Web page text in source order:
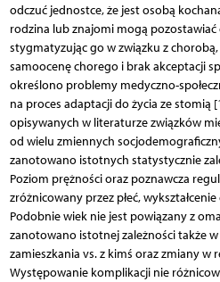
odczuć jednostce, że jest osobą
rodzina lub znajomi mogą
stygmatyzując go w związku z
samoocenę chorego i brak akceptacji
określono problemy medyczno-
na proces adaptacji do życia ze stomią
opisywanych w literaturze związków
od wielu zmiennych
zanotowano istotnych statystycznie
Poziom prężności oraz poznawcza
zróżnicowany przez płeć,
Podobnie wiek nie jest powiązany z
zanotowano istotnej zależności także
zamieszkania vs. z kimś oraz zmiany w
Występowanie komplikacji nie